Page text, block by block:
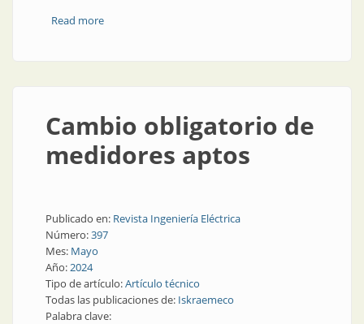
Read moreabout Ley de Murphy
Cambio obligatorio de
medidores aptos
Publicado en: Revista Ingeniería Eléctrica
Número:397
Mes: Mayo
Año:2024
Tipo de artículo:Artículo técnico
Todas las publicaciones de: Iskraemeco
Palabra clave: